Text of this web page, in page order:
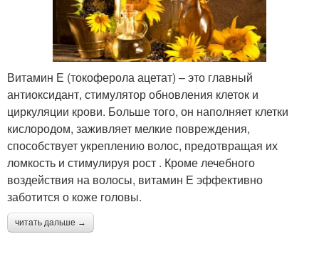
Витамин Е (токоферола ацетат) – это главный
антиоксидант, стимулятор обновления клеток и
циркуляции крови. Больше того, он наполняет клетки
кислородом, заживляет мелкие повреждения,
способствует укреплению волос, предотвращая их
ломкость и стимулируя рост . Кроме лечебного
воздействия на волосы, витамин Е эффективно
заботится о коже головы.
читать дальше →